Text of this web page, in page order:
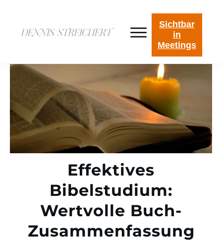
Sichtbar
in
Meetings
Effektives
Bibelstudium:
Wertvolle Buch-
Zusammenfassung